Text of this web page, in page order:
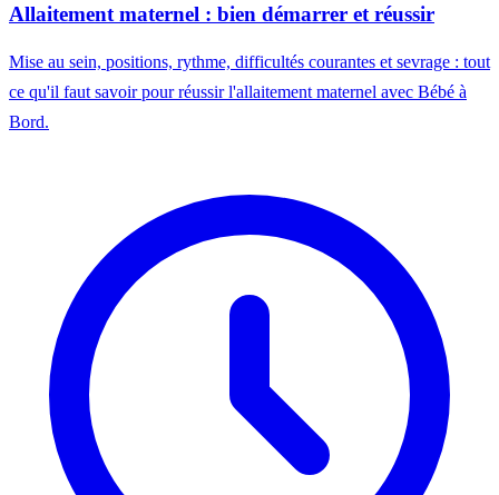
Allaitement maternel : bien démarrer et réussir
Mise au sein, positions, rythme, difficultés courantes et sevrage : tout
ce qu'il faut savoir pour réussir l'allaitement maternel avec Bébé à
Bord.